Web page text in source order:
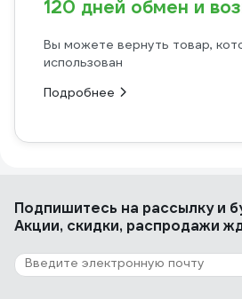
120 дней обмен и
Вы можете вернуть товар,
использован
Подробнее
Подпишитесь на рассылкуи
Акции, скидки, распродажи